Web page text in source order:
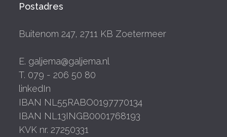
Postadres
Buitenom 247, 2711 KB Zoetermeer
E. galjema@galjema.nl
T. 079 - 206 50 80
linkedIn
IBAN NL55RABO0197770134
IBAN NL13INGB0001768193
KVK nr. 27250331